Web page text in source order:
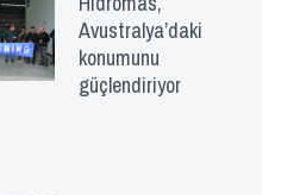
Avustralya’daki
konumunu
güçlendiriyor